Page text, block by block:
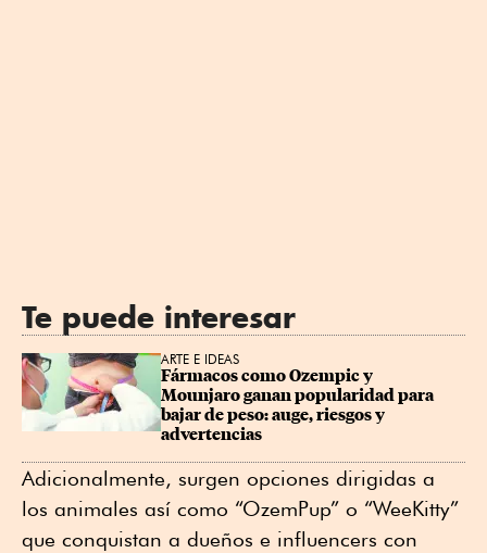
Te puede interesar
ARTE E IDEAS
Fármacos como Ozempic y
Mounjaro ganan popularidad para
bajar de peso: auge, riesgos y
advertencias
Adicionalmente, surgen opciones dirigidas a
los animales así como “OzemPup” o “WeeKitty”
que conquistan a dueños e influencers con